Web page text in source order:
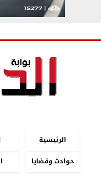
الرئيسية
حوادث وقضايا